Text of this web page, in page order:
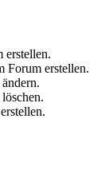
erstellen.
Forum erstellen.
ändern.
löschen.